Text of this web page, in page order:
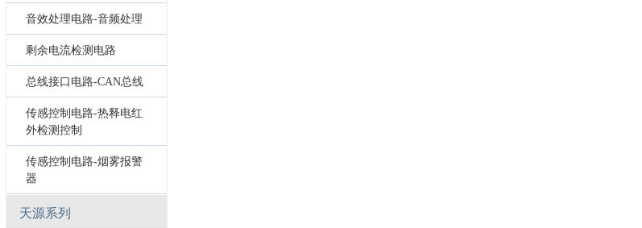
音效处理电路-音频处理
剩余电流检测电路
总线接口电路-CAN总线
传感控制电路-热释电红
外检测控制
传感控制电路-烟雾报警
器
天源系列